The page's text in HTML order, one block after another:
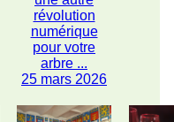
révolution
numérique
pour votre
arbre ...
25 mars 2026